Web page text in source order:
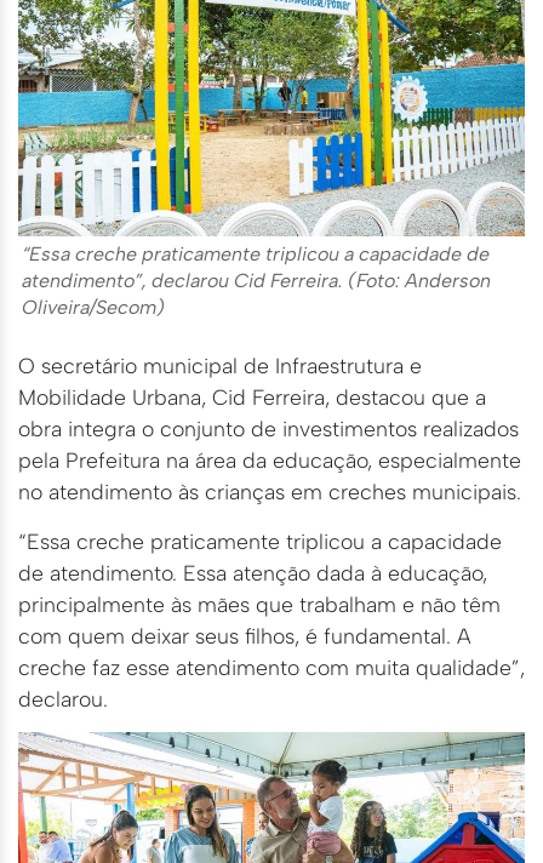
“Essa creche praticamente triplicou a capacidade de
atendimento”, declarou Cid Ferreira. (Foto: Anderson
Oliveira/Secom)
O secretário municipal de Infraestrutura e
Mobilidade Urbana, Cid Ferreira, destacou que a
obra integra o conjunto de investimentos realizados
pela Prefeitura na área da educação, especialmente
no atendimento às crianças em creches municipais.
“Essa creche praticamente triplicou a capacidade
de atendimento. Essa atenção dada à educação,
principalmente às mães que trabalham e não têm
com quem deixar seus filhos, é fundamental. A
creche faz esse atendimento com muita qualidade”,
declarou.